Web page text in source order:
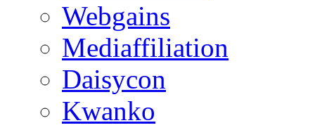
Webgains
Mediaffiliation
Daisycon
Kwanko